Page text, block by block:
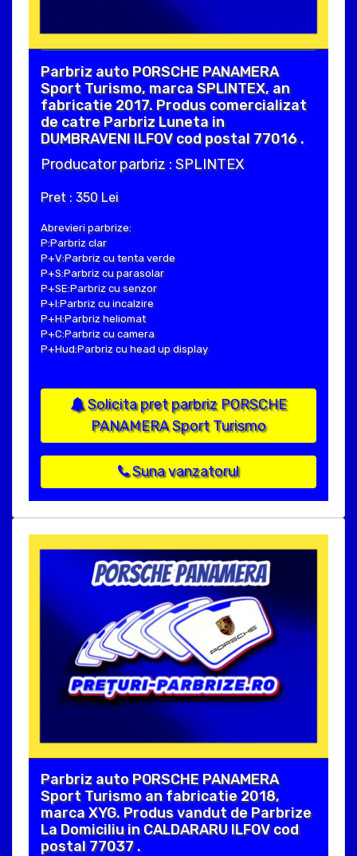
Parbriz auto PORSCHE PANAMERA
Sport Turismo, marca SPLINTEX, an
fabricatie 2017. Produs comercializat
de catre Parbriz Luneta in
DUMBRAVENI ILFOV cod postal 77016 .
Producator parbriz : SPLINTEX
Pret : 350 Lei
Abrevieri parbrize:
P:Parbriz clar
P+V:Parbriz cu tenta verde
P+S:Parbriz cu parasolar
P+SE:Parbriz cu senzor
P+I:Parbriz cu incalzire
P+H:Parbriz heliomat
P+C:Parbriz cu camera
P+Hud:Parbriz cu head up display
Solicita pret parbriz PORSCHE
PANAMERA Sport Turismo
Suna vanzatorul
Parbriz auto PORSCHE PANAMERA
Sport Turismo an fabricatie 2018,
marca XYG. Produs vandut de Parbrize
La Domiciliu in CALDARARU ILFOV cod
postal 77037 .